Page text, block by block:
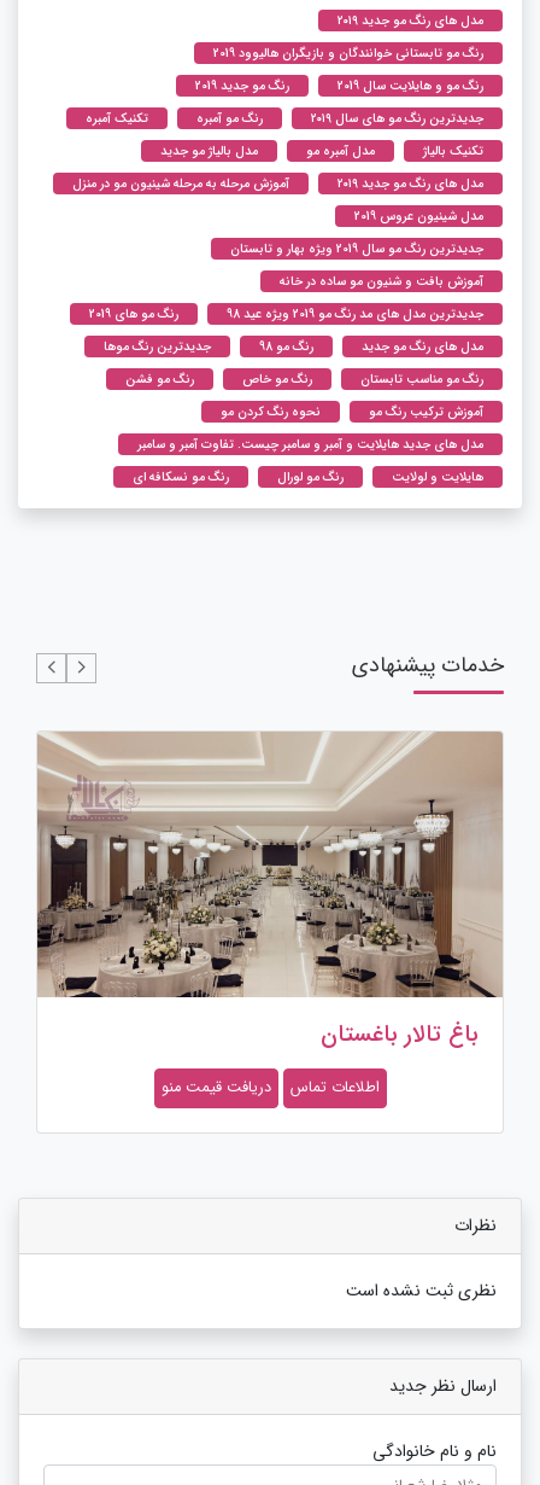
مدل های رنگ مو جدید ۲۰۱۹
رنگ مو تابستانی خوانندگان و بازیگران هالیوود 2019
رنگ مو و هایلایت سال 2019
رنگ مو جدید 2019
جدیدترین رنگ مو های سال ۲۰۱۹
رنگ مو آمبره
تکنیک آمبره
تکنیک بالیاژ
مدل آمبره مو
مدل بالیاژ مو جدید
مدل های رنگ مو جدید ۲۰۱۹
آموزش مرحله به مرحله شینیون مو در منزل
مدل شینیون عروس 2019
جدیدترین رنگ مو سال 2019 ویژه بهار و تابستان
آموزش بافت و شنیون مو ساده در خانه
جدیدترین مدل های مد رنگ مو 2019 ویژه عید 98
رنگ مو های 2019
مدل های رنگ مو جدید
رنگ مو 98
جدیدترین رنگ موها
رنگ مو مناسب تابستان
رنگ مو خاص
رنگ مو فشن
آموزش ترکیب رنگ مو
نحوه رنگ کردن مو
مدل های جدید هایلایت و آمبر و سامبر چیست. تفاوت آمبر و سامبر
هایلایت و لولایت
رنگ مو لورال رنگ مو نسکافه ای
خدمات پیشنهادی
آتلیه مکث استودیو
اطلاعات تماس دریافت قیمت منو
نظرات
نظری ثبت نشده است
ارسال نظر جدید
نام و نام خانوادگی